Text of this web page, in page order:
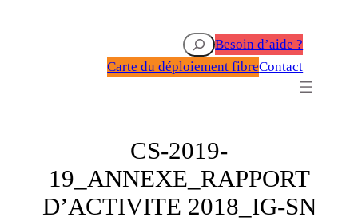
RechercherBesoin d’aide ?
Carte du déploiement fibreContact
CS-2019-
19_ANNEXE_RAPPORT
D’ACTIVITE 2018_IG-SN